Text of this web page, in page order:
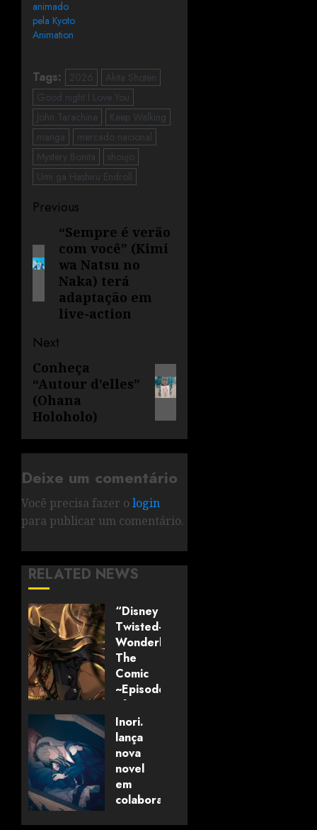
animado
pela Kyoto
Animation
Tags: 2026
Akita Shoten
Good night I Love You
John Tarachine
Keep Walking
manga
mercado nacional
Mystery Bonita
shoujo
Umi ga Hashiru Endroll
Previous
“Sempre é verão
com você” (Kimi
wa Natsu no
Naka) terá
adaptação em
live-action
Next
Conheça
“Autour d’elles”
(Ohana
Holoholo)
Deixe um comentário
Você precisa fazer o login
para publicar um comentário.
RELATED NEWS
“Disney
Twisted-
Wonderland:
The
Comic
~Episode
of
Savanaclaw~”
anunciado
pela
Universo
dos
Livros
Inori.
lança
nova
novel
em
colaboração